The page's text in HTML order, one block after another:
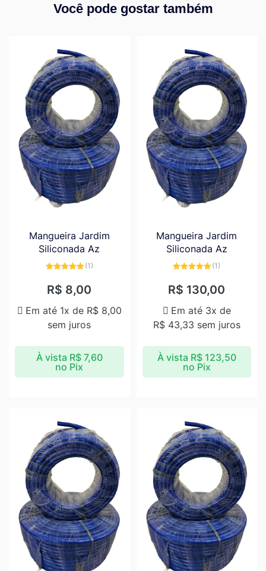
Você pode gostar também
Mangueira Jardim
Siliconada Az
5.00
de 5
(1)
R$ 8,00
Em até 1x de R$8,00
sem juros
À vista R$7,60
no Pix
Mangueira Jardim
Siliconada Az
5.00de 5
(1)
R$ 130,00
Em até 3x de
R$43,33 sem juros
À vista R$123,50
no Pix